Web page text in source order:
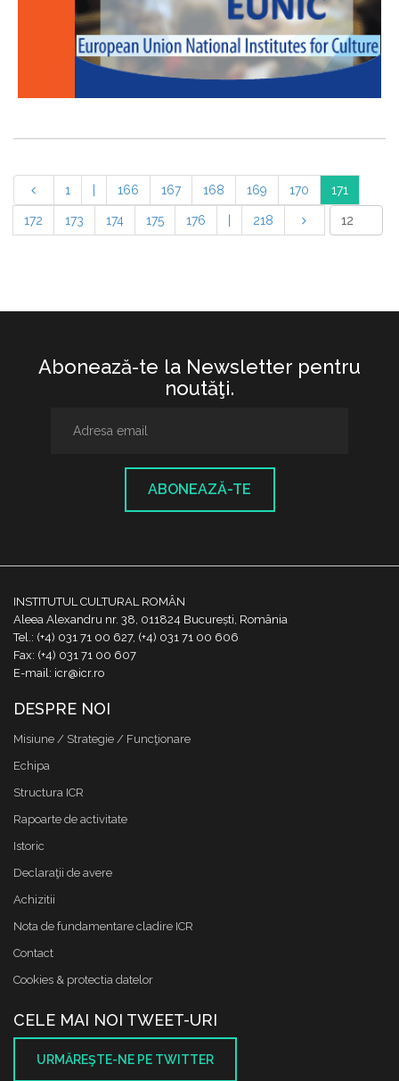
1 166 167 168 169 170 171
172 173 174 175 176 218
Abonează-te la Newsletter pentru
noutăţi.
ABONEAZĂ-TE
INSTITUTUL CULTURAL ROMÂN
Aleea Alexandru nr. 38, 011824 București, România
Tel.: (+4) 031 71 00 627, (+4) 031 71 00 606
Fax: (+4) 031 71 00 607
E-mail: icr@icr.ro
DESPRE NOI
Misiune / Strategie / Funcţionare
Echipa
Structura ICR
Rapoarte de activitate
Istoric
Declaraţii de avere
Achizitii
Nota de fundamentare cladire ICR
Contact
Cookies & protectia datelor
CELE MAI NOI TWEET-URI
URMĂREŞTE-NE PE TWITTER